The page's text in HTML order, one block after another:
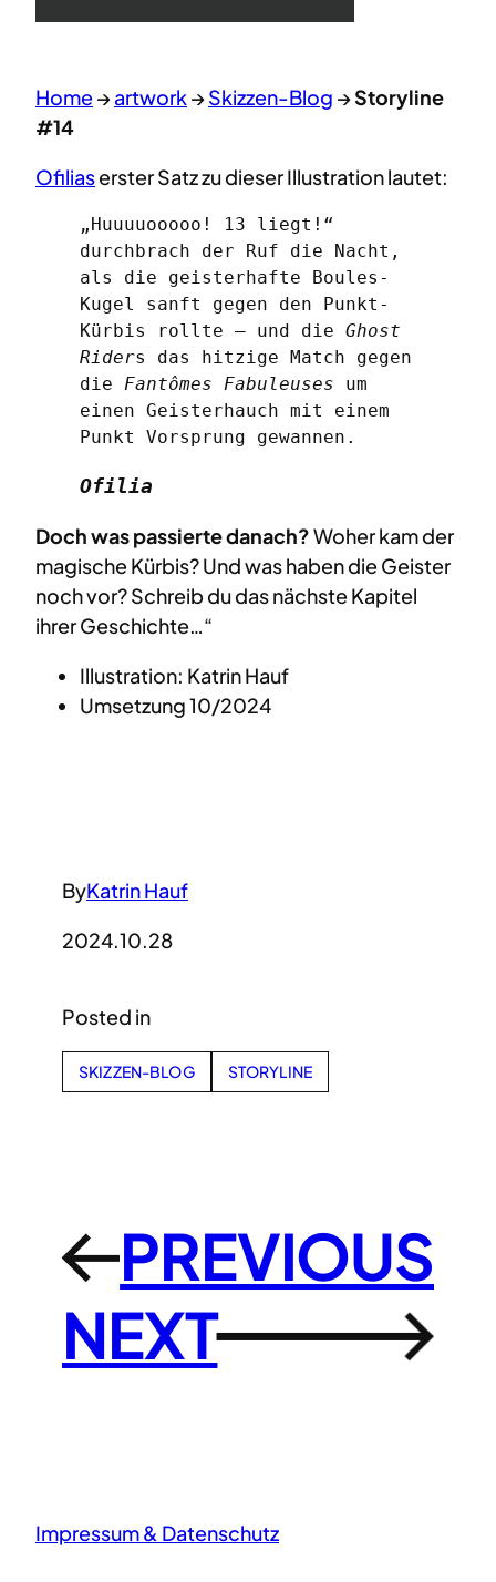
Home→artwork→Skizzen-Blog →Storyline
#14
Ofiliaserster Satz zu dieser Illustration lautet:
„Huuuuooooo! 13 liegt!“
durchbrach der Ruf die Nacht,
als die geisterhafte Boules-
Kugel sanft gegen den Punkt-
Kürbis rollte – und die Ghost
Riders das hitzige Match gegen
die Fantômes Fabuleuses um
einen Geisterhauch mit einem
Punkt Vorsprung gewannen.
Ofilia
Doch was passierte danach?Woher kam der
magische Kürbis? Und was haben die Geister
noch vor? Schreib du das nächste Kapitel
ihrer Geschichte…“
Illustration: Katrin Hauf
Umsetzung 10/2024
ByKatrin Hauf
2024.10.28
Posted in
SKIZZEN-BLOG STORYLINE
←PREVIOUS
NEXT
→
Impressum & Datenschutz